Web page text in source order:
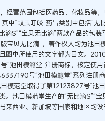
营范围包括医药品、化妆品等
中“蚊虫叮咬”药品类别中包括“无
S”“宝贝无比滴”两款产品的包
宝贝无比滴”，著作权人均为池田
图中所使用的文字都为日文。
“池田模範堂”注册商标，核定使
号“池田模範堂”系列注册
模范堂取得了第12123827号“池
池田模范堂生产的“无比滴S”“
西亚、新加坡等国家和地区均设